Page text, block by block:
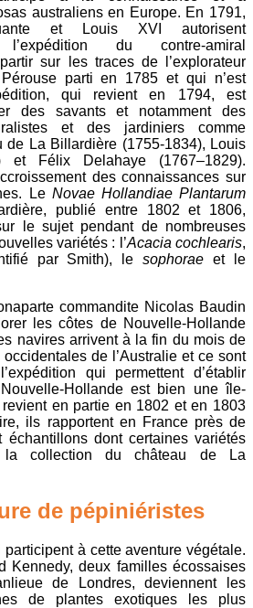
australiens en Europe. En 1791,
et Louis XVI autorisent
du contre-amiral
sur les traces de l’explorateur
parti en 1785 et qui n’est
qui revient en 1794, est
des savants et notamment des
et des jardiniers comme
de La Billardière (1755-1834), Louis
et Félix Delahaye (1767–1829).
des connaissances sur
Le Novae Hollandiae Plantarum
publié entre 1802 et 1806,
le sujet pendant de nombreuses
variétés : l’Acacia cochlearis,
par Smith), lesophorae et le
commandite Nicolas Baudin
les côtes de Nouvelle-Hollande
navires arrivent à la fin du mois de
de l’Australie et ce sont
qui permettent d’établir
Hollande est bien une île-
revient en partie en 1802 et en 1803
ils rapportent en France près de
échantillons dont certaines variétés
la collection du château de La
de pépiniéristes
à cette aventure végétale.
Kennedy, deux familles écossaises
de Londres, deviennent les
de plantes exotiques les plus